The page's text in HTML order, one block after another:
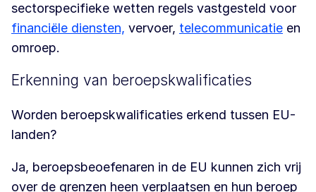
sectorspecifieke wetten regels vastgesteld voor
financiële diensten, vervoer, telecommunicatie en
omroep.
Erkenning van beroepskwalificaties
Worden beroepskwalificaties erkend tussen EU-
landen?
Ja, beroepsbeoefenaren in de EU kunnen zich vrij
over de grenzen heen verplaatsen en hun beroep